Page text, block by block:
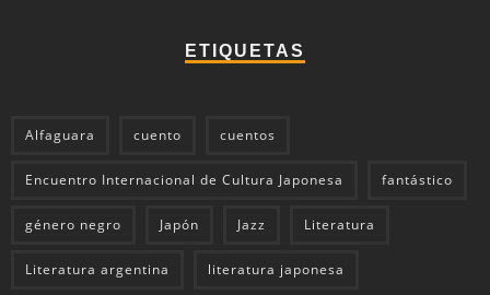
ETIQUETAS
Alfaguara cuento cuentos
Encuentro Internacional de Cultura Japonesa fantástico
género negro Japón Jazz Literatura
Literatura argentina literatura japonesa